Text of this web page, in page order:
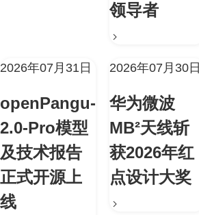
领导者
2026年07月31日
openPangu-
2.0-Pro模型
及技术报告
正式开源上
线
2026年07月30日
华为微波
MB²天线斩
获2026年红
点设计大奖